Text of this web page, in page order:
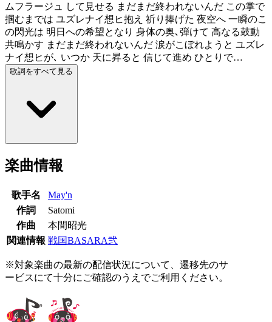
ムフラージュ して見せる まだまだ終われないんだ この掌で
掴むまでは ユズレナイ想ヒ抱え 祈り捧げた 夜空へ 一瞬のこ
の閃光は 明日への希望となり 身体の奥､弾けて 高なる鼓動
共鳴かす まだまだ終われないんだ 涙がこぼれようと ユズレ
ナイ想ヒが､ いつか 天に昇ると 信じて進め ひとりで…
歌詞をすべて見る
楽曲情報
歌手名
May'n
作詞
Satomi
作曲
本間昭光
関連情報 戦国BASARA弐
※対象楽曲の最新の配信状況について、遷移先のサ
ービスにて十分にご確認のうえでご利用ください。